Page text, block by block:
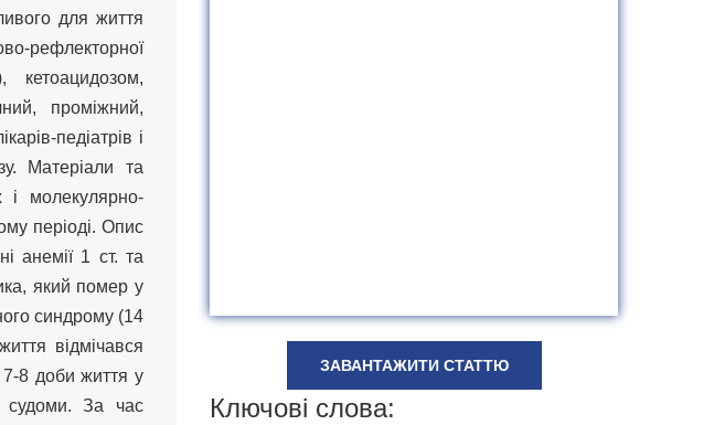
для життя
рефлекторної
кетоацидозом,
проміжний,
педіатрів і
Матеріали та
і молекулярно-
періоді. Опис
анемії 1 ст. та
який помер у
синдрому (14
відмічався
7-8 доби життя у
судоми. За час
ЗАВАНТАЖИТИ СТАТТЮ
Ключові слова: